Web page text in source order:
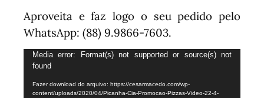
Aproveita e faz logo o seu pedido pelo
WhatsApp: (88) 9.9866-7603.
Tocador
de
vídeo
Media error: Format(s) not supported or source(s) not
found
Fazer download do arquivo: https://cesarmacedo.com/wp-
content/uploads/2020/04/Picanha-Cia-Promocao-Pizzas-Video-22-4-